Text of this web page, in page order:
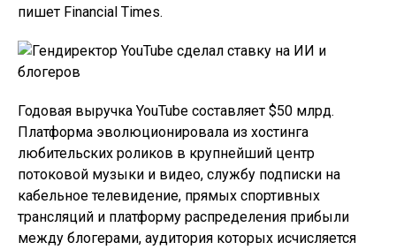
пишет Financial Times.
Годовая выручка YouTube составляет $50 млрд.
Платформа эволюционировала из хостинга
любительских роликов в крупнейший центр
потоковой музыки и видео, службу подписки на
кабельное телевидение, прямых спортивных
трансляций и платформу распределения прибыли
между блогерами, аудитория которых исчисляется